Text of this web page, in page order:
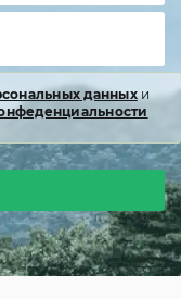
данныхи